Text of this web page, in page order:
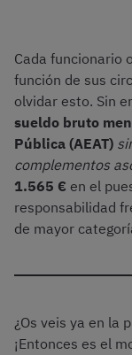
Cada funcionario
función de sus
olvidar esto. Sin
sueldo bruto
Pública (AEAT)
complementos
1.565 € en el
responsabilidad
de mayor
¿Os veis ya en la
¡Entonces es el